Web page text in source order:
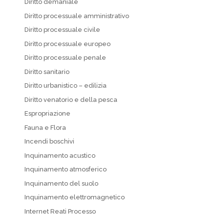
Diritto demaniale
Diritto processuale amministrativo
Diritto processuale civile
Diritto processuale europeo
Diritto processuale penale
Diritto sanitario
Diritto urbanistico – edilizia
Diritto venatorio e della pesca
Espropriazione
Fauna e Flora
Incendi boschivi
Inquinamento acustico
Inquinamento atmosferico
Inquinamento del suolo
Inquinamento elettromagnetico
Internet Reati Processo